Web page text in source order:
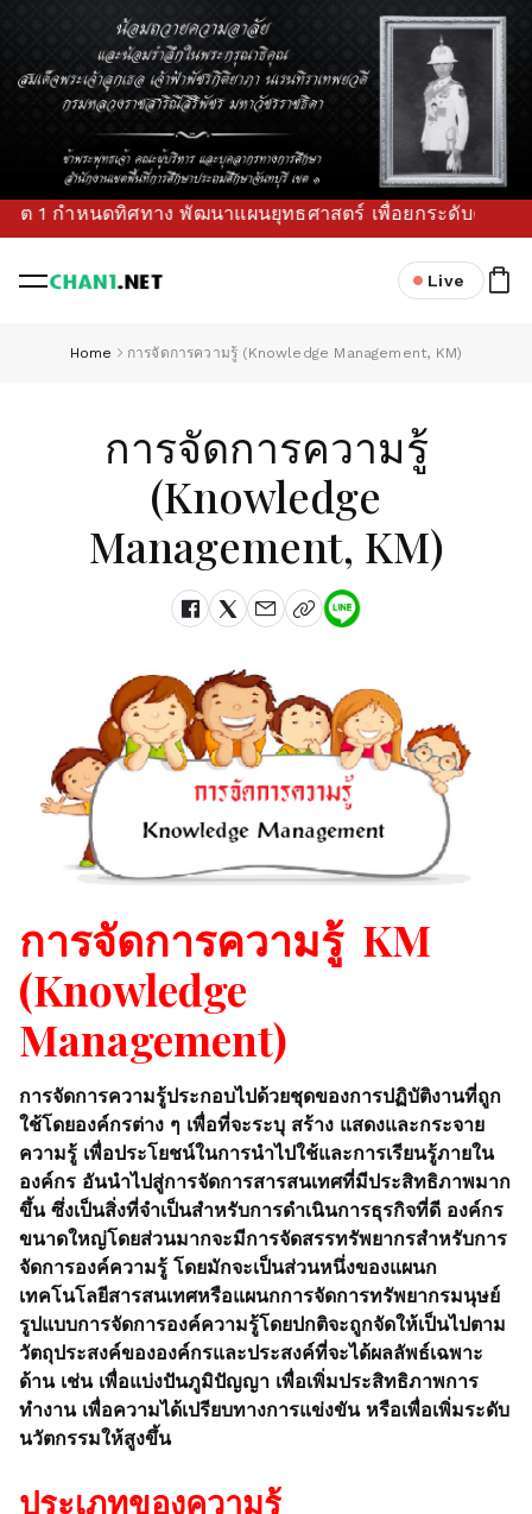
หนดทิศทาง พัฒนาแผนยุทธศาสตร์ เพื่อยกระดับคุณภาพการ
Live
Home การจัดการความรู้ (Knowledge Management, KM)
การจัดการความรู้
(Knowledge
Management, KM)
การจัดการความรู้ KM
(Knowledge
Management)
การจัดการความรู้ประกอบไปด้วยชุดของการปฏิบัติงานที่ถูก
ใช้โดยองค์กรต่าง ๆ เพื่อที่จะระบุ สร้าง แสดงและกระจาย
ความรู้ เพื่อประโยชน์ในการนำไปใช้และการเรียนรู้ภายใน
องค์กร อันนำไปสู่การจัดการสารสนเทศที่มีประสิทธิภาพมาก
ขึ้น ซึ่งเป็นสิ่งที่จำเป็นสำหรับการดำเนินการธุรกิจที่ดี องค์กร
ขนาดใหญ่โดยส่วนมากจะมีการจัดสรรทรัพยากรสำหรับการ
จัดการองค์ความรู้ โดยมักจะเป็นส่วนหนึ่งของแผนก
เทคโนโลยีสารสนเทศหรือแผนกการจัดการทรัพยากรมนุษย์
รูปแบบการจัดการองค์ความรู้โดยปกติจะถูกจัดให้เป็นไปตาม
วัตถุประสงค์ขององค์กรและประสงค์ที่จะได้ผลลัพธ์เฉพาะ
ด้าน เช่น เพื่อแบ่งปันภูมิปัญญา เพื่อเพิ่มประสิทธิภาพการ
ทำงาน เพื่อความได้เปรียบทางการแข่งขัน หรือเพื่อเพิ่มระดับ
นวัตกรรมให้สูงขึ้น
ประเภทของความรู้